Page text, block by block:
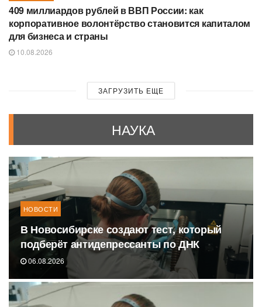
409 миллиардов рублей в ВВП России: как
корпоративное волонтёрство становится капиталом
для бизнеса и страны
10.08.2026
ЗАГРУЗИТЬ ЕЩЕ
НАУКА
НОВОСТИ
В Новосибирске создают тест, который
подберёт антидепрессанты по ДНК
06.08.2026